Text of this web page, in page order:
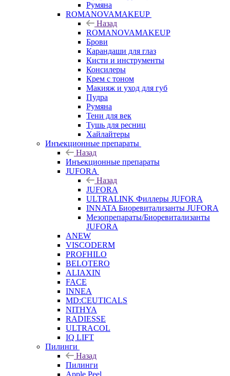
Румяна
ROMANOVAMAKEUP
Назад
ROMANOVAMAKEUP
Брови
Карандаши для глаз
Кисти и инструменты
Консилеры
Крем с тоном
Макияж и уход для губ
Пудра
Румяна
Тени для век
Тушь для ресниц
Хайлайтеры
Инъекционные препараты
Назад
Инъекционные препараты
JUFORA
Назад
JUFORA
ULTRALINK Филлеры JUFORA
INNATA Биоревитализанты JUFORA
Мезопрепараты/Биоревитализанты
JUFORA
ANEW
VISCODERM
PROFHILO
BELOTERO
ALIAXIN
FACE
INNEA
MD:CEUTICALS
NITHYA
RADIESSE
ULTRACOL
IQ LIFT
Пилинги
Назад
Пилинги
Apple Peel